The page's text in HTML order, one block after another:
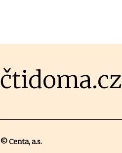
čtidoma.cz
© Centa, a.s.